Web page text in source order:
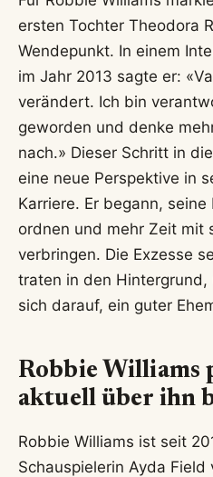
ersten Tochter Theodora
Wendepunkt. In einem
im Jahr 2013 sagte er:
verändert. Ich bin
geworden und denke
nach.» Dieser Schritt in
eine neue Perspektive in
Karriere. Er begann,
ordnen und mehr Zeit mit
verbringen. Die Exzesse
traten in den
sich darauf, ein guter
Robbie Williams
aktuell über ihn
Robbie Williams ist seit
Schauspielerin Ayda